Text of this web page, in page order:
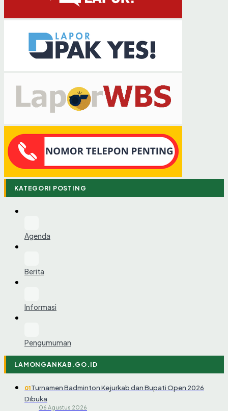
KATEGORI POSTING
Agenda
Berita
Informasi
Pengumuman
LAMONGANKAB.GO.ID
01Turnamen Badminton Kejurkab dan Bupati Open 2026
Dibuka
06 Agustus 2026